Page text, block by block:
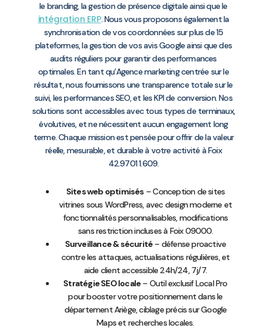
le branding, la gestion de présence digitale ainsi que le
intégration ERP. Nous vous proposons également la
synchronisation de vos coordonnées sur plus de 15
plateformes, la gestion de vos avis Google ainsi que des
audits réguliers pour garantir des performances
optimales. En tant qu’Agence marketing centrée sur le
résultat, nous fournissons une transparence totale sur le
suivi, les performances SEO, et les KPI de conversion. Nos
solutions sont accessibles avec tous types de terminaux,
évolutives, et ne nécessitent aucun engagement long
terme. Chaque mission est pensée pour offrir de la valeur
réelle, mesurable, et durable à votre activité à Foix
42.9701 1.609.
Sites web optimisés – Conception de sites
vitrines sous WordPress, avec design moderne et
fonctionnalités personnalisables, modifications
sans restriction incluses à Foix 09000.
Surveillance & sécurité – défense proactive
contre les attaques, actualisations régulières, et
aide client accessible 24h/24, 7j/7.
Stratégie SEO locale – Outil exclusif Local Pro
pour booster votre positionnement dans le
département Ariège, ciblage précis sur Google
Maps et recherches locales.